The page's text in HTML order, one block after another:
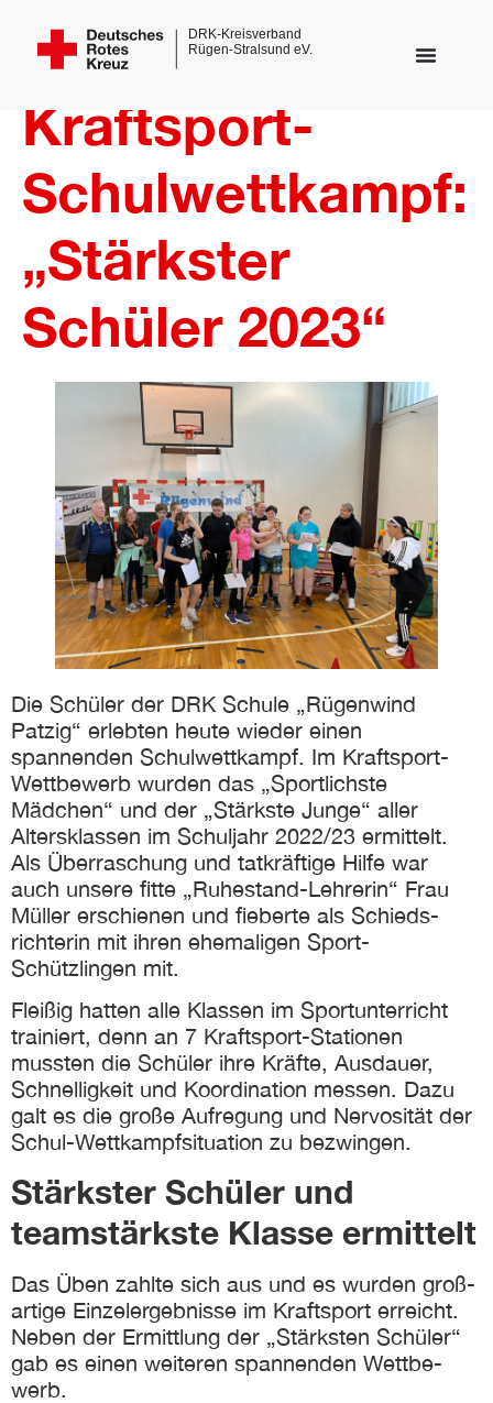
Kraftsport-
Schulwettkampf:
„Stärkster
Schüler 2023“
Die Schüler der DRK Schule „Rügenwind
Patzig“ erlebten heute wieder einen
spannenden Schul­wett­kampf. Im Kraft­sport-
Wett­bewerb wurden das „Sportlichste
Mädchen“ und der „Stärkste Junge“ aller
Alters­klassen im Schuljahr 2022/23 ermittelt.
Als Über­raschung und tat­kräftige Hilfe war
auch unsere fitte „Ruhestand-Lehrerin“ Frau
Müller erschienen und fieberte als Schieds­
richterin mit ihren ehemaligen Sport-
Schützlingen mit.
Fleißig hatten alle Klassen im Sport­unterricht
trainiert, denn an 7 Kraft­sport-Stationen
mussten die Schüler ihre Kräfte, Ausdauer,
Schnelligkeit und Koordination messen. Dazu
galt es die große Aufregung und Nervosität der
Schul-Wettkampf­situation zu bezwingen.
Stärkster Schüler und
teamstärkste Klasse ermittelt
Das Üben zahlte sich aus und es wurden groß­
artige Einzel­ergebnisse im Kraftsport er­reicht.
Neben der Ermittlung der „Stärksten Schüler“
gab es einen weiteren spannenden Wett­be­
werb.